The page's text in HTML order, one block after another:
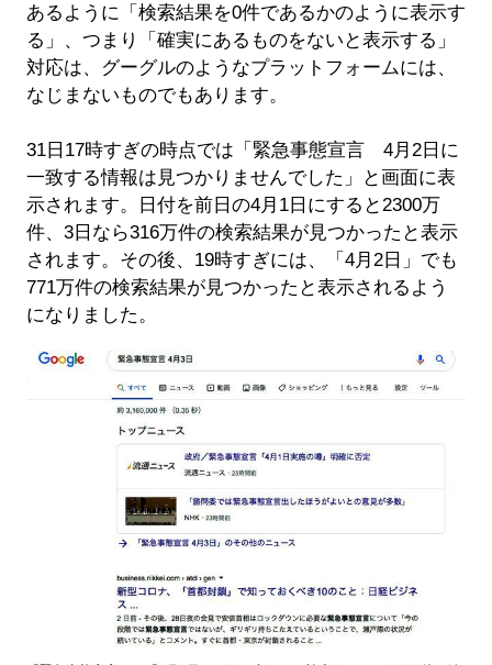
あるように「検索結果を0件であるかのように表示す
る」、つまり「確実にあるものをないと表示する」
対応は、グーグルのようなプラットフォームには、
なじまないものでもあります。
31日17時すぎの時点では「緊急事態宣言 4月2日に
一致する情報は見つかりませんでした」と画面に表
示されます。日付を前日の4月1日にすると2300万
件、3日なら316万件の検索結果が見つかったと表示
されます。その後、19時すぎには、「4月2日」でも
771万件の検索結果が見つかったと表示されるよう
になりました。